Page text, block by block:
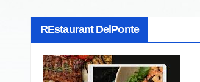
REstaurant DelPonte